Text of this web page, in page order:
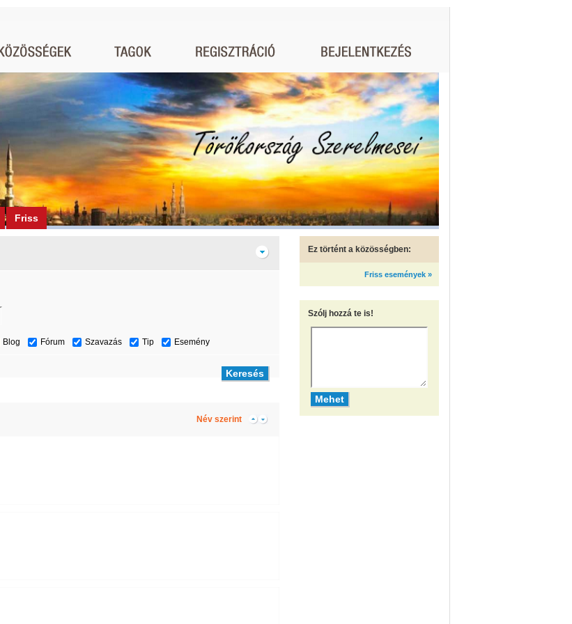
Friss
Blog Fórum Szavazás Tip Esemény
Név szerint
Ez történt a közösségben:
Friss események »
Szólj hozzá te is!